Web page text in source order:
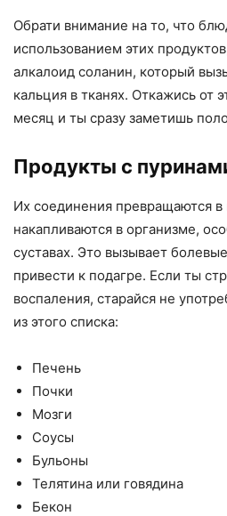
Обрати внимание на то, что
использованием этих
алкалоид соланин, который
кальция в тканях. Откажись от
месяц и ты сразу заметишь
Продукты с
Их соединения превращаются
накапливаются в организме,
суставах. Это вызывает
привести к подагре. Если ты
воспаления, старайся не
из этого списка:
Печень
Почки
Мозги
Соусы
Бульоны
Телятина или говядина
Бекон